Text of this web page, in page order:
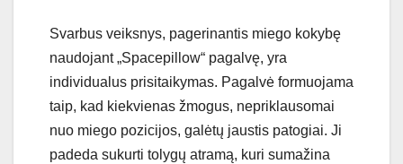
Svarbus veiksnys, pagerinantis miego kokybę
naudojant „Spacepillow“ pagalvę, yra
individualus prisitaikymas. Pagalvė formuojama
taip, kad kiekvienas žmogus, nepriklausomai
nuo miego pozicijos, galėtų jaustis patogiai. Ji
padeda sukurti tolygų atramą, kuri sumažina